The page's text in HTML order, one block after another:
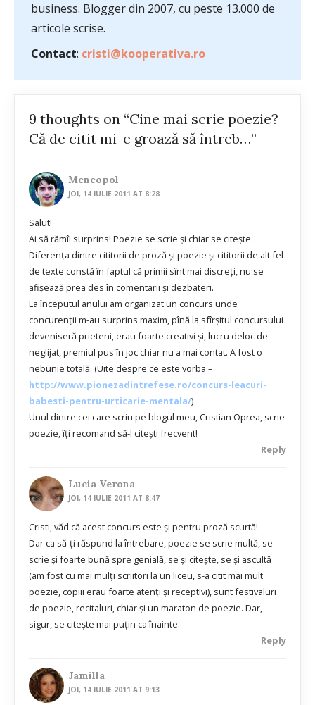
business. Blogger din 2007, cu peste 13.000 de
articole scrise.
Contact: cristi@kooperativa.ro
9 thoughts on “Cine mai scrie poezie?
Că de citit mi-e groază să întreb…”
Meneopol
JOI, 14 IULIE 2011 AT 8:28
Salut!
Ai să rămîi surprins! Poezie se scrie şi chiar se citeşte.
Diferenţa dintre cititorii de proză şi poezie şi cititorii de alt fel
de texte constă în faptul că primii sînt mai discreţi, nu se
afişează prea des în comentarii şi dezbateri.
La începutul anului am organizat un concurs unde
concurenţii m-au surprins maxim, pînă la sfîrşitul concursului
deveniseră prieteni, erau foarte creativi şi, lucru deloc de
neglijat, premiul pus în joc chiar nu a mai contat. A fost o
nebunie totală. (Uite despre ce este vorba –
http://www.pionezadintrefese.ro/concurs-leacuri-
babesti-pentru-urticarie-mentala/)
Unul dintre cei care scriu pe blogul meu, Cristian Oprea, scrie
poezie, îţi recomand să-l citeşti frecvent!
Reply
Lucia Verona
JOI, 14 IULIE 2011 AT 8:47
Cristi, văd că acest concurs este și pentru proză scurtă!
Dar ca să-ți răspund la întrebare, poezie se scrie multă, se
scrie și foarte bună spre genială, se și citește, se și ascultă
(am fost cu mai mulți scriitori la un liceu, s-a citit mai mult
poezie, copiii erau foarte atenți și receptivi), sunt festivaluri
de poezie, recitaluri, chiar și un maraton de poezie. Dar,
sigur, se citește mai puțin ca înainte.
Reply
Jamilla
JOI, 14 IULIE 2011 AT 9:13